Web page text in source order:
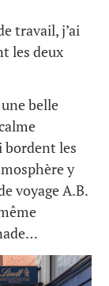
travail, j’ai
les deux
belle
bordent les
y
voyage A.B.